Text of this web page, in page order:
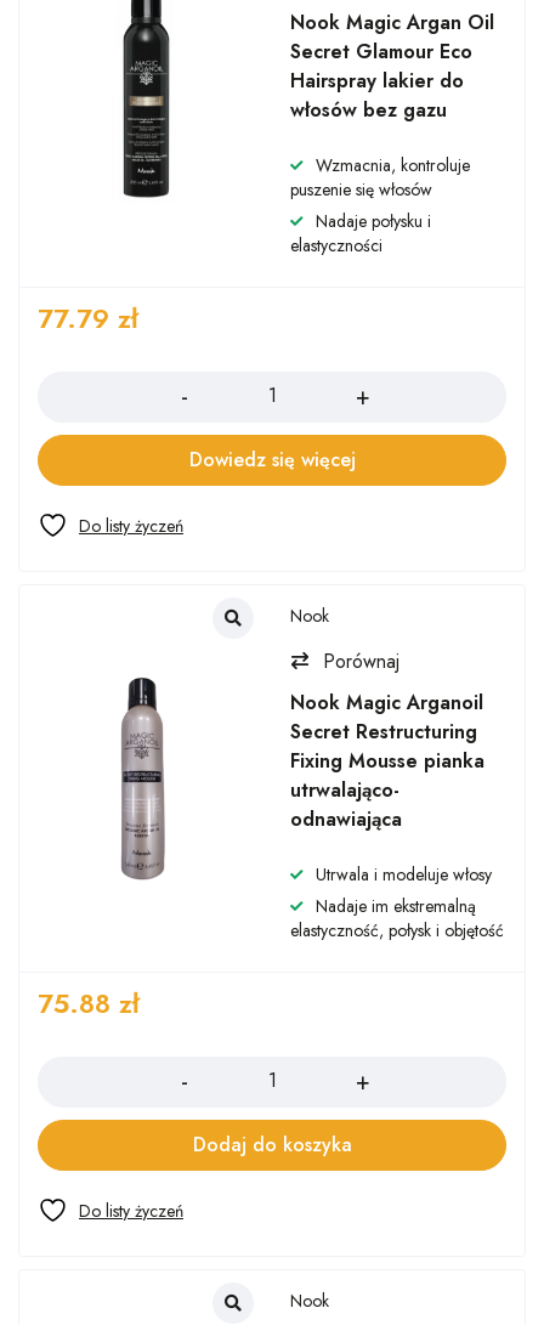
Nook Magic Argan Oil
Secret Glamour Eco
Hairspray lakier do
włosów bez gazu
Wzmacnia, kontroluje
puszenie się włosów
Nadaje połysku i
elastyczności
77.79 zł
Dowiedz się więcej
Nook
Porównaj
Nook Magic Arganoil
Secret Restructuring
Fixing Mousse pianka
utrwalająco-
odnawiająca
Utrwala i modeluje włosy
Nadaje im ekstremalną
elastyczność, połysk i objętość
75.88 zł
Dodaj do koszyka
Nook